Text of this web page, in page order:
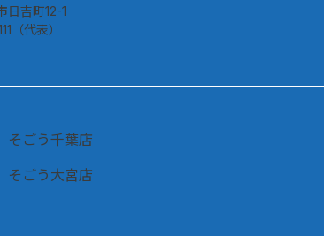
日吉町12-1
（代表）
そごう千葉店
そごう大宮店